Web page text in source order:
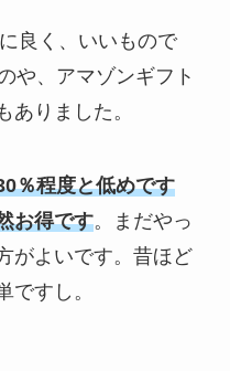
良く、いいもので
や、アマゾンギフト
ありました。
％程度と低めです
お得です。まだやっ
がよいです。昔ほど
ですし。